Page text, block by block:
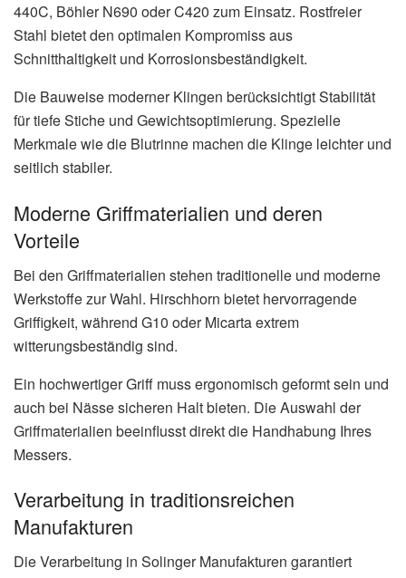
440C, Böhler N690 oder C420 zum Einsatz. Rostfreier
Stahl bietet den optimalen Kompromiss aus
Schnitthaltigkeit und Korrosionsbeständigkeit.
Die Bauweise moderner Klingen berücksichtigt Stabilität
für tiefe Stiche und Gewichtsoptimierung. Spezielle
Merkmale wie die Blutrinne machen die Klinge leichter und
seitlich stabiler.
Moderne Griffmaterialien und deren
Vorteile
Bei den Griffmaterialien stehen traditionelle und moderne
Werkstoffe zur Wahl. Hirschhorn bietet hervorragende
Griffigkeit, während G10 oder Micarta extrem
witterungsbeständig sind.
Ein hochwertiger Griff muss ergonomisch geformt sein und
auch bei Nässe sicheren Halt bieten. Die Auswahl der
Griffmaterialien beeinflusst direkt die Handhabung Ihres
Messers.
Verarbeitung in traditionsreichen
Manufakturen
Die Verarbeitung in Solinger Manufakturen garantiert